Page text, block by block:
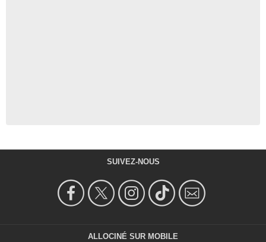
SUIVEZ-NOUS
ALLOCINÉ SUR MOBILE